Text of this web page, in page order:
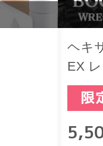
ヘキ
EX
ショ